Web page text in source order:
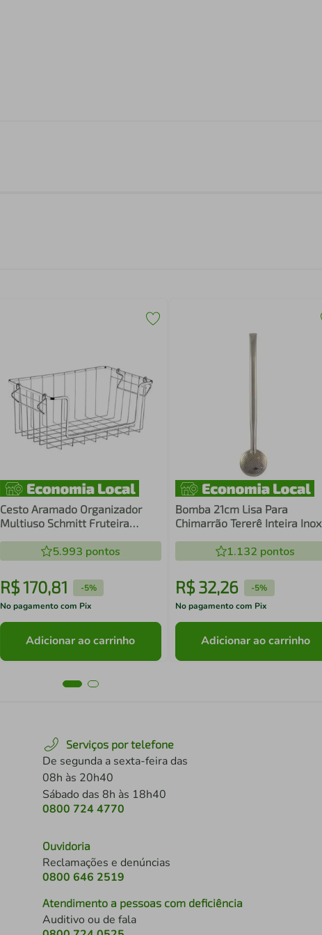
Cesto Aramado Organizador
Multiuso Schmitt Fruteira
5.993 pontos
R$170,81 -5%
No pagamento com Pix
Adicionar ao carrinho
Bomba 21cm Lisa Para
Chimarrão Tererê Inteira Inox
1.132 pontos
R$ 32,26 -5%
No pagamento com Pix
Adicionar ao carrinho
Serviços por telefone
De segunda a sexta-feira das
08h às 20h40
Sábado das 8h às 18h40
0800 724 4770
Ouvidoria
Reclamações e denúncias
0800 646 2519
Atendimento a pessoas com deficiência
Auditivo ou de fala